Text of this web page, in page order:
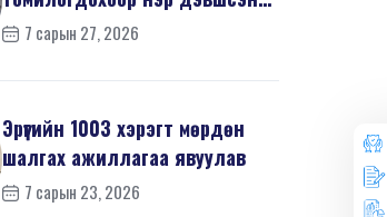
405 иргэний урьдчилсан
7 сарын 27, 2026
Эрүүгийн 1003 хэрэгт мөрдөн
шалгах ажиллагаа явуулав
7 сарын 23, 2026